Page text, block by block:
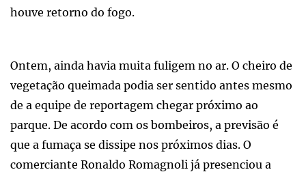
houve retorno do fogo.
Ontem, ainda havia muita fuligem no ar. O cheiro de
vegetação queimada podia ser sentido antes mesmo
de a equipe de reportagem chegar próximo ao
parque. De acordo com os bombeiros, a previsão é
que a fumaça se dissipe nos próximos dias. O
comerciante Ronaldo Romagnoli já presenciou a